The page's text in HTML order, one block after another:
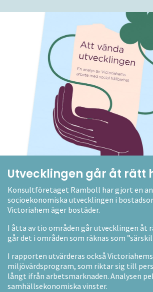
Utvecklingen går åt rätt
Konsultföretaget Ramboll har gjort en
socioekonomiska utvecklingen i
Victoriahem äger bostäder.
I åtta av tio områden går utvecklingen åt
går det i områden som räknas som
I rapporten utvärderas också Victoriahems
miljövärdsprogram, som riktar sig till
långt ifrån arbetsmarknaden. Analysen
samhällsekonomiska vinster.